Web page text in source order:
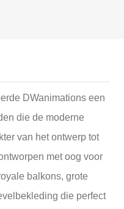
DWanimations een
die de moderne
van het ontwerp tot
met oog voor
balkons, grote
die perfect